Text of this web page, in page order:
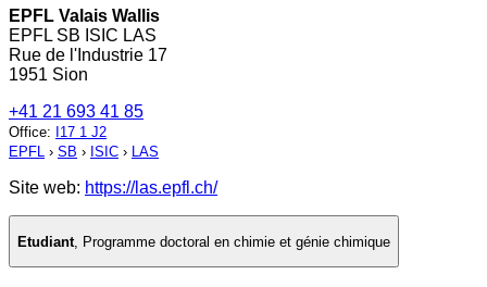
EPFL Valais Wallis
EPFL SB ISIC LAS
Rue de l'Industrie 17
1951 Sion
+41 21 693 41 85
Office:
I17 1 J2
EPFL › SB › ISIC › LAS
Site web: https://las.epfl.ch/
Etudiant Programme doctoral en chimie et génie chimique